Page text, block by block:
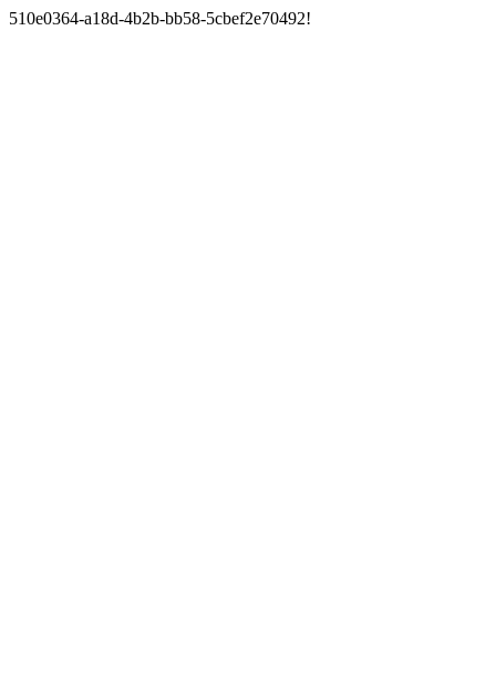
510e0364-a18d-4b2b-bb58-5cbef2e70492!